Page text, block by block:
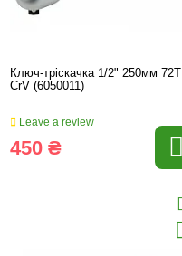
Ключ-тріскачка 1/2" 250мм 72T
CrV (6050011)
Leave a review
450 ₴